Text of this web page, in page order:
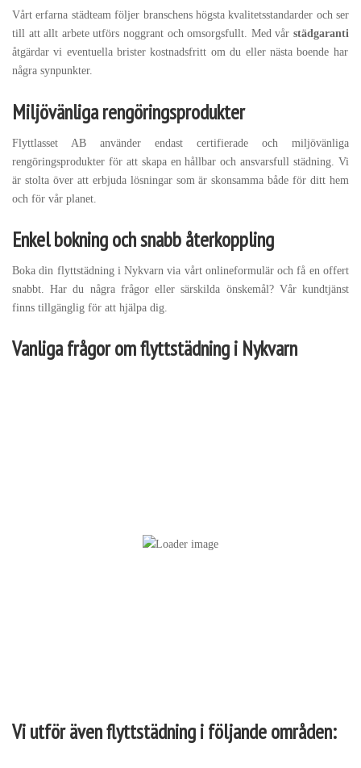
Vårt erfarna städteam följer branschens högsta kvalitetsstandarder och ser
till att allt arbete utförs noggrant och omsorgsfullt. Med vår städgaranti
åtgärdar vi eventuella brister kostnadsfritt om du eller nästa boende har
några synpunkter.
Miljövänliga rengöringsprodukter
Flyttlasset AB använder endast certifierade och miljövänliga
rengöringsprodukter för att skapa en hållbar och ansvarsfull städning. Vi
är stolta över att erbjuda lösningar som är skonsamma både för ditt hem
och för vår planet.
Enkel bokning och snabb återkoppling
Boka din flyttstädning i Nykvarn via vårt onlineformulär och få en offert
snabbt. Har du några frågor eller särskilda önskemål? Vår kundtjänst
finns tillgänglig för att hjälpa dig.
Vanliga frågor om flyttstädning i Nykvarn
Vi utför även flyttstädning i följande områden: